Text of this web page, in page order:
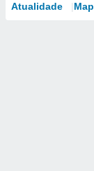
Atualidade